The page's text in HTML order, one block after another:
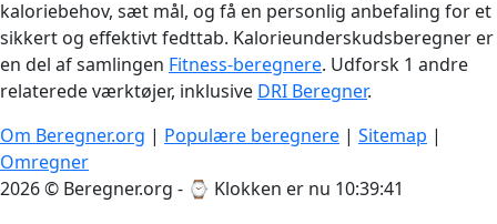
kaloriebehov, sæt mål, og få en personlig anbefaling for et
sikkert og effektivt fedttab. Kalorieunderskudsberegner er
en del af samlingen Fitness-beregnere. Udforsk 1 andre
relaterede værktøjer, inklusive DRI Beregner.
Om Beregner.org | Populære beregnere | Sitemap |
Omregner
2026 © Beregner.org - ⌚ Klokken er nu 10:39:41